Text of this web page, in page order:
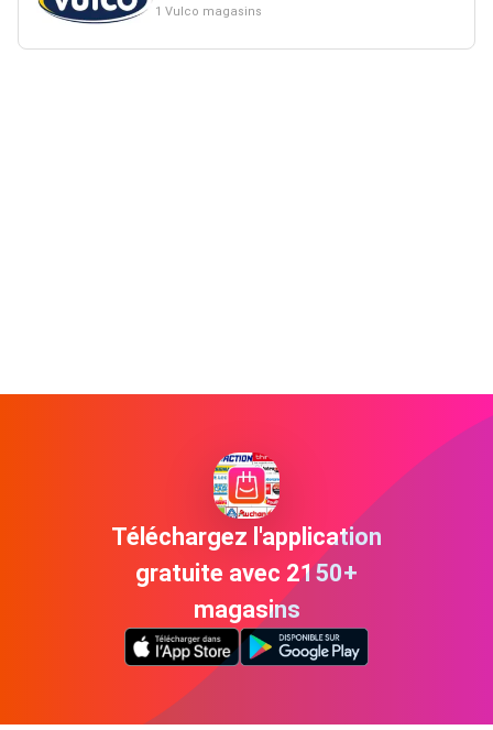
1 Vulco magasins
Téléchargez l'application
gratuite avec 2150+
magasins